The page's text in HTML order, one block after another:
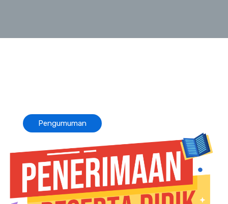
Home
V3
Pengumuman